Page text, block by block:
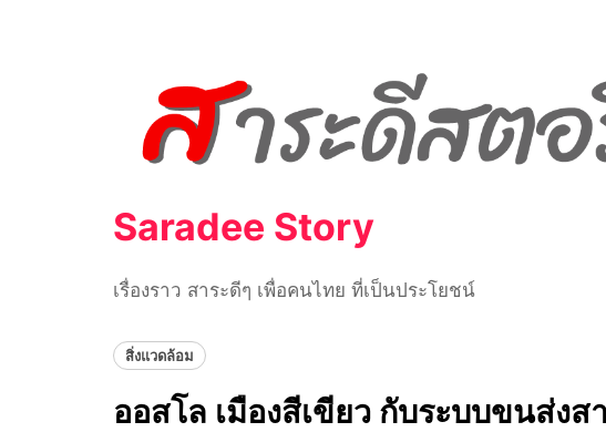
Saradee Story
เรื่องราว สาระดีๆ เพื่อคนไทย ที่เป็นประโยชน์
สิ่งแวดล้อม
ออสโล เมืองสีเขียว กับระบบขนส่ง